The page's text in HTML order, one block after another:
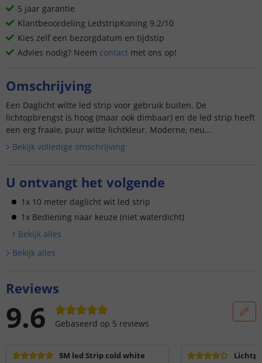
5 jaar garantie
Klantbeoordeling LedstripKoning 9.2/10
Kies zelf een bezorgdatum en tijdstip
Advies nodig? Neem contact met ons op!
Omschrijving
Een Daglicht witte led strip voor gebruik buiten. De
lichtopbrengst is hoog (maar ook dimbaar) en de led strip heeft
een erg fraaie, puur witte lichtkleur. Moderne, neu...
Bekijk volledige omschrijving
U ontvangt het volgende
1x 10 meter daglicht wit led strip
1x Bediening naar keuze (niet waterdicht)
Bekijk alles
Bekijk alles
Reviews
9.6 Gebaseerd op 5 reviews
5M led Strip cold white